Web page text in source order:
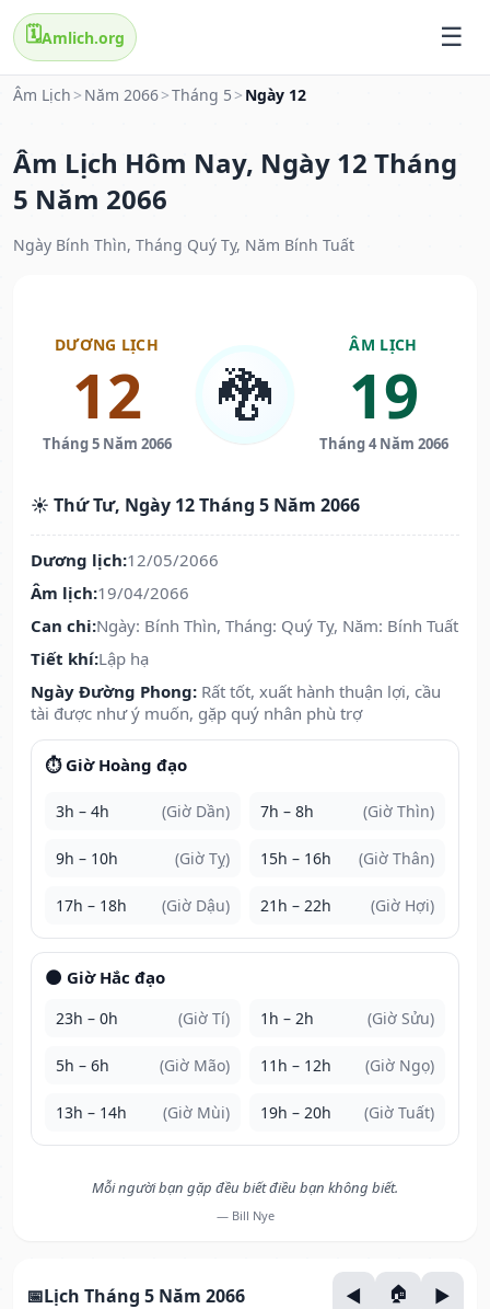
🗓️Amlich.org
Âm Lịch > Năm 2066>Tháng 5 > Ngày 12
Âm Lịch Hôm Nay, Ngày 12 Tháng
5 Năm 2066
Ngày Bính Thìn, Tháng Quý Tỵ, Năm Bính Tuất
DƯƠNG LỊCH
12
Tháng 5 Năm 2066
🐉
ÂM LỊCH
19
Tháng 4 Năm 2066
☀️ Thứ Tư, Ngày 12 Tháng 5 Năm 2066
Dương lịch:12/05/2066
Âm lịch:19/04/2066
Can chi:Ngày: Bính Thìn, Tháng: Quý Tỵ, Năm: Bính Tuất
Tiết khí:Lập hạ
Ngày Đường Phong: Rất tốt, xuất hành thuận lợi, cầu
tài được như ý muốn, gặp quý nhân phù trợ
⏱️ Giờ Hoàng đạo
3h – 4h (Giờ Dần) 7h – 8h (Giờ Thìn)
9h – 10h (Giờ Tỵ) 15h – 16h (Giờ Thân)
17h – 18h (Giờ Dậu) 21h – 22h (Giờ Hợi)
🌑 Giờ Hắc đạo
23h – 0h (Giờ Tí) 1h – 2h (Giờ Sửu)
5h – 6h (Giờ Mão) 11h – 12h (Giờ Ngọ)
13h – 14h (Giờ Mùi) 19h – 20h (Giờ Tuất)
Mỗi người bạn gặp đều biết điều bạn không biết.
— Bill Nye
Lịch Tháng 5 Năm 2066